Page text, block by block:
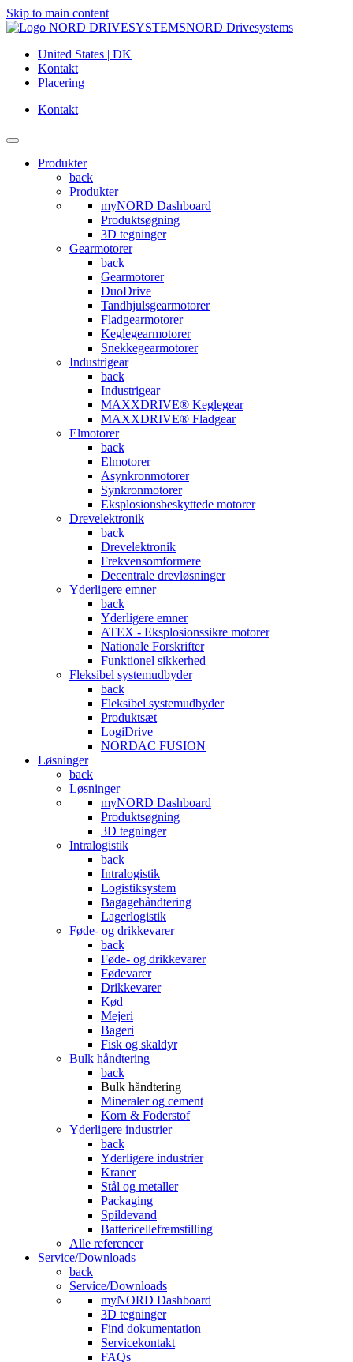
Skip to main content
NORD Drivesystems
United States | DK
Kontakt
Placering
Kontakt
Produkter
back
Produkter
myNORD Dashboard
Produktsøgning
3D tegninger
Gearmotorer
back
Gearmotorer
DuoDrive
Tandhjulsgearmotorer
Fladgearmotorer
Keglegearmotorer
Snekkegearmotorer
Industrigear
back
Industrigear
MAXXDRIVE® Keglegear
MAXXDRIVE® Fladgear
Elmotorer
back
Elmotorer
Asynkronmotorer
Synkronmotorer
Eksplosionsbeskyttede motorer
Drevelektronik
back
Drevelektronik
Frekvensomformere
Decentrale drevløsninger
Yderligere emner
back
Yderligere emner
ATEX - Eksplosionssikre motorer
Nationale Forskrifter
Funktionel sikkerhed
Fleksibel systemudbyder
back
Fleksibel systemudbyder
Produktsæt
LogiDrive
NORDAC FUSION
Løsninger
back
Løsninger
myNORD Dashboard
Produktsøgning
3D tegninger
Intralogistik
back
Intralogistik
Logistiksystem
Bagagehåndtering
Lagerlogistik
Føde- og drikkevarer
back
Føde- og drikkevarer
Fødevarer
Drikkevarer
Kød
Mejeri
Bageri
Fisk og skaldyr
Bulk håndtering
back
Bulk håndtering
Mineraler og cement
Korn & Foderstof
Yderligere industrier
back
Yderligere industrier
Kraner
Stål og metaller
Packaging
Spildevand
Battericellefremstilling
Alle referencer
Service/Downloads
back
Service/Downloads
myNORD Dashboard
3D tegninger
Find dokumentation
Servicekontakt
FAQs